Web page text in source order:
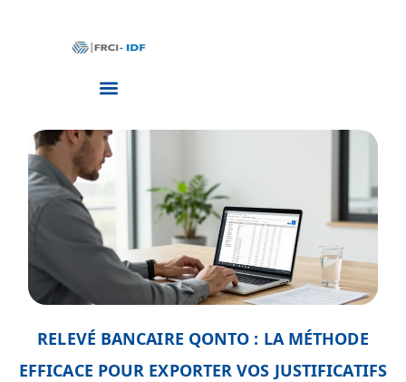
RELEVÉ BANCAIRE QONTO : LA MÉTHODE
EFFICACE POUR EXPORTER VOS JUSTIFICATIFS